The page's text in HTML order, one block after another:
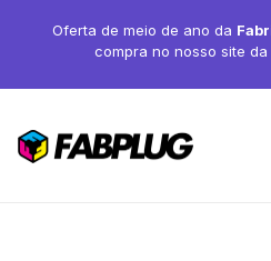
Oferta de meio de ano da
compra no nosso site